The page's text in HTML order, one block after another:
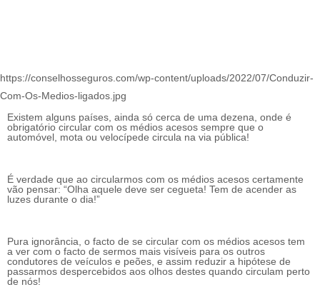
https://conselhosseguros.com/wp-content/uploads/2022/07/Conduzir-
Com-Os-Medios-ligados.jpg
Existem alguns países, ainda só cerca de uma dezena, onde é
obrigatório circular com os médios acesos sempre que o
automóvel, mota ou velocípede circula na via pública!
É verdade que ao circularmos com os médios acesos certamente
vão pensar: “Olha aquele deve ser cegueta! Tem de acender as
luzes durante o dia!”
Pura ignorância, o facto de se circular com os médios acesos tem
a ver com o facto de sermos mais visíveis para os outros
condutores de veículos e peões, e assim reduzir a hipótese de
passarmos despercebidos aos olhos destes quando circulam perto
de nós!